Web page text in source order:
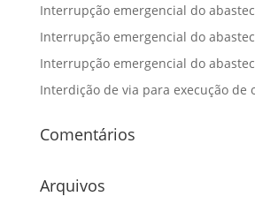
Interrupção emergencial do
Interrupção emergencial do
Interrupção emergencial do
Interdição de via para execução de
Comentários
Arquivos